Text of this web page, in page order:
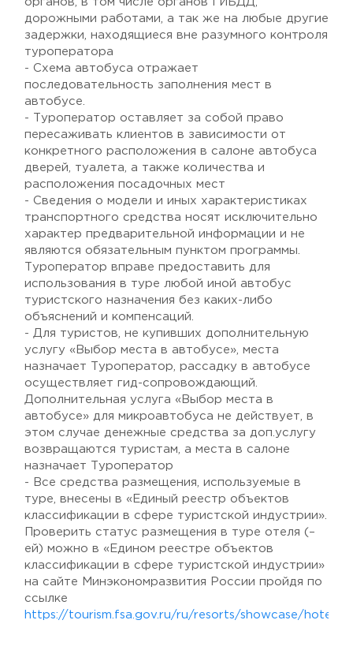
органов, в том числе органов ГИБДД,
дорожными работами, а так же на любые другие
задержки, находящиеся вне разумного контроля
туроператора
- Схема автобуса отражает
последовательность заполнения мест в
автобусе.
- Туроператор оставляет за собой право
пересаживать клиентов в зависимости от
конкретного расположения в салоне автобуса
дверей, туалета, а также количества и
расположения посадочных мест
- Сведения о модели и иных характеристиках
транспортного средства носят исключительно
характер предварительной информации и не
являются обязательным пунктом программы.
Туроператор вправе предоставить для
использования в туре любой иной автобус
туристского назначения без каких-либо
объяснений и компенсаций.
- Для туристов, не купивших дополнительную
услугу «Выбор места в автобусе», места
назначает Туроператор, рассадку в автобусе
осуществляет гид-сопровождающий.
Дополнительная услуга «Выбор места в
автобусе» для микроавтобуса не действует, в
этом случае денежные средства за доп.услугу
возвращаются туристам, а места в салоне
назначает Туроператор
- Все средства размещения, используемые в
туре, внесены в «Единый реестр объектов
классификации в сфере туристской индустрии».
Проверить статус размещения в туре отеля (–
ей) можно в «Едином реестре объектов
классификации в сфере туристской индустрии»
на сайте Минэкономразвития России пройдя по
ссылке
https://tourism.fsa.gov.ru/ru/resorts/showcase/hotels